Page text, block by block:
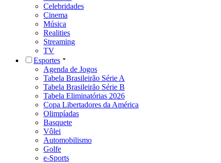
Celebridades
Cinema
Música
Realities
Streaming
TV
Esportes
Agenda de Jogos
Tabela Brasileirão Série A
Tabela Brasileirão Série B
Tabela Eliminatórias 2026
Copa Libertadores da América
Olimpíadas
Basquete
Vôlei
Automobilismo
Golfe
e-Sports